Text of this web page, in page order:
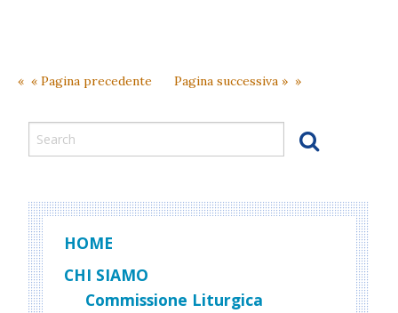
Ordinario
2024
« Pagina precedente Pagina successiva »
HOME
CHI SIAMO
Commissione Liturgica